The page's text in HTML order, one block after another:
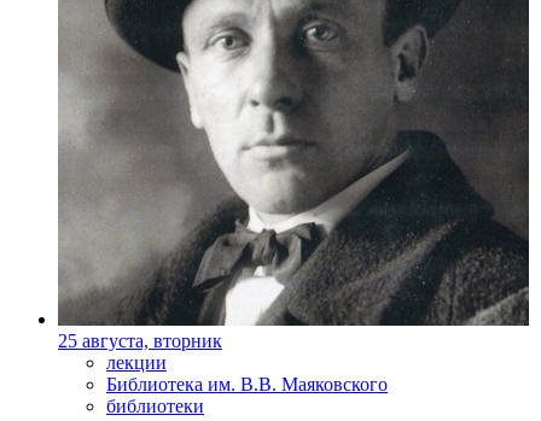
25 августа, вторник
лекции
Библиотека им. В.В. Маяковского
библиотеки